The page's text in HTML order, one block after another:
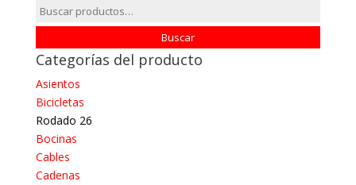
Buscar
por:
Buscar
Categorías del producto
Asientos
Bicicletas
Rodado 26
Bocinas
Cables
Cadenas